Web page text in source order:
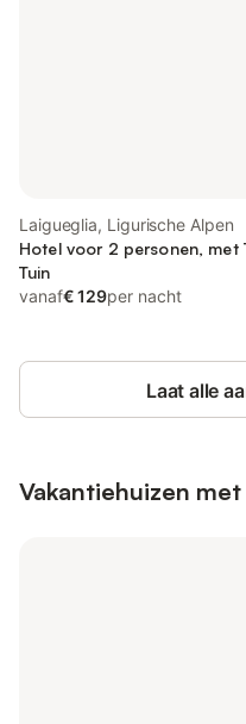
Laigueglia, Ligurische Alpen
Hotel voor 2 personen, met
Tuin
vanaf€ 129per nacht
Laat alle
Vakantiehuizen